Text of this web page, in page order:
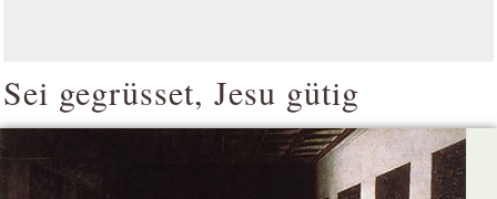
Sei gegrüsset, Jesu gütig